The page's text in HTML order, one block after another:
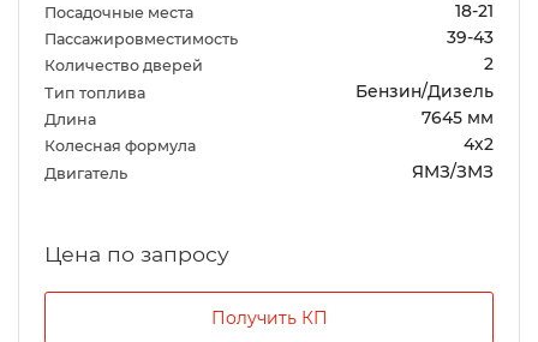
Посадочные места 18-21
Пассажировместимость 39-43
Количество дверей 2
Тип топлива Бензин/Дизель
Длина 7645 мм
Колесная формула 4х2
Двигатель ЯМЗ/ЗМЗ
Цена по запросу
Получить КП